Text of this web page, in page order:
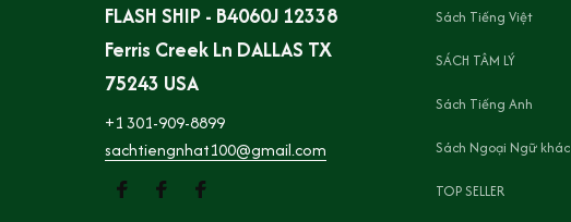
FLASH SHIP - B4060J 12338
Ferris Creek Ln DALLAS TX
75243 USA
+1 301-909-8899
sachtiengnhat100@gmail.com
Sách Tiếng Việt
SÁCH TÂM LÝ
Sách Tiếng Anh
Sách Ngoại Ngữ khác
TOP SELLER